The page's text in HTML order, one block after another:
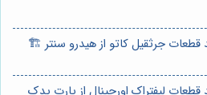
قطعات جرثقیل کاتو از هیدرو سنتر 🏗️
لیفتراک اورجینال از پارت یدک